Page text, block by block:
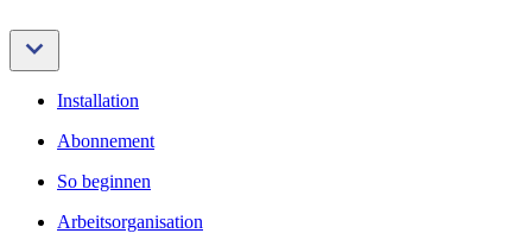
Installation
Abonnement
So beginnen
Arbeitsorganisation